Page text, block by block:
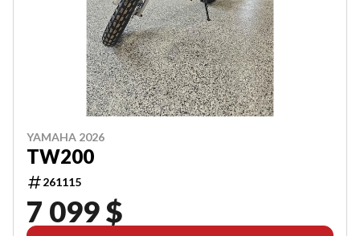
YAMAHA 2026
TW200
261115
7 099 $